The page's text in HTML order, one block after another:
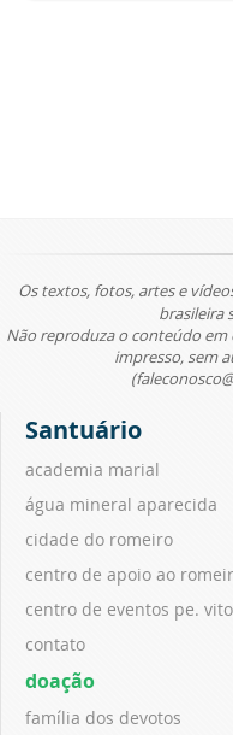
Os textos, fotos, artes e
brasileira
Não reproduza o conteúdo
impresso, sem
Santuário
academia marial
água mineral aparecida
cidade do romeiro
centro de apoio ao
centro de eventos pe.
contato
doação
família dos devotos